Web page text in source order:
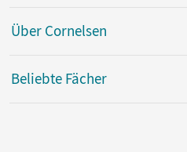
Über Cornelsen
Beliebte Fächer